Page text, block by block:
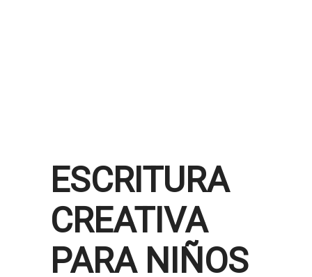
ESCRITURA
CREATIVA
PARA NIÑOS